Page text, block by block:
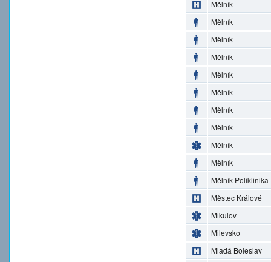
Mělník
Mělník
Mělník
Mělník
Mělník
Mělník
Mělník
Mělník
Mělník
Mělník
Mělník Poliklinika
Městec Králové
Mikulov
Milevsko
Mladá Boleslav